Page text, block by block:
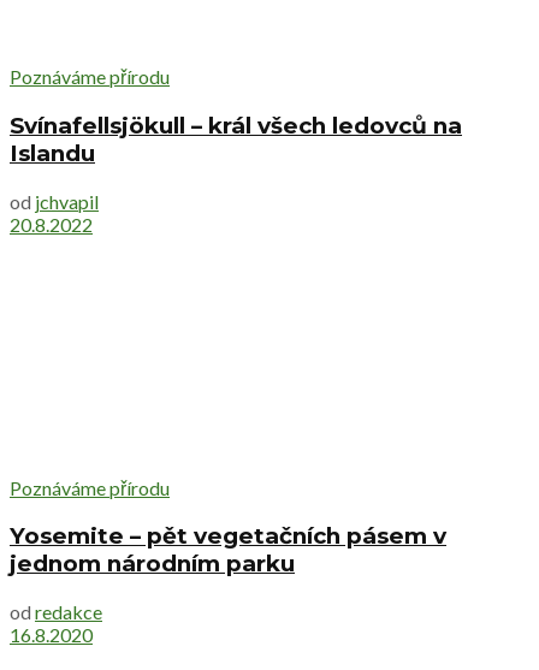
Poznáváme přírodu
Svínafellsjökull – král všech ledovců na
Islandu
od jchvapil
20.8.2022
Poznáváme přírodu
Yosemite – pět vegetačních pásem v
jednom národním parku
od redakce
16.8.2020